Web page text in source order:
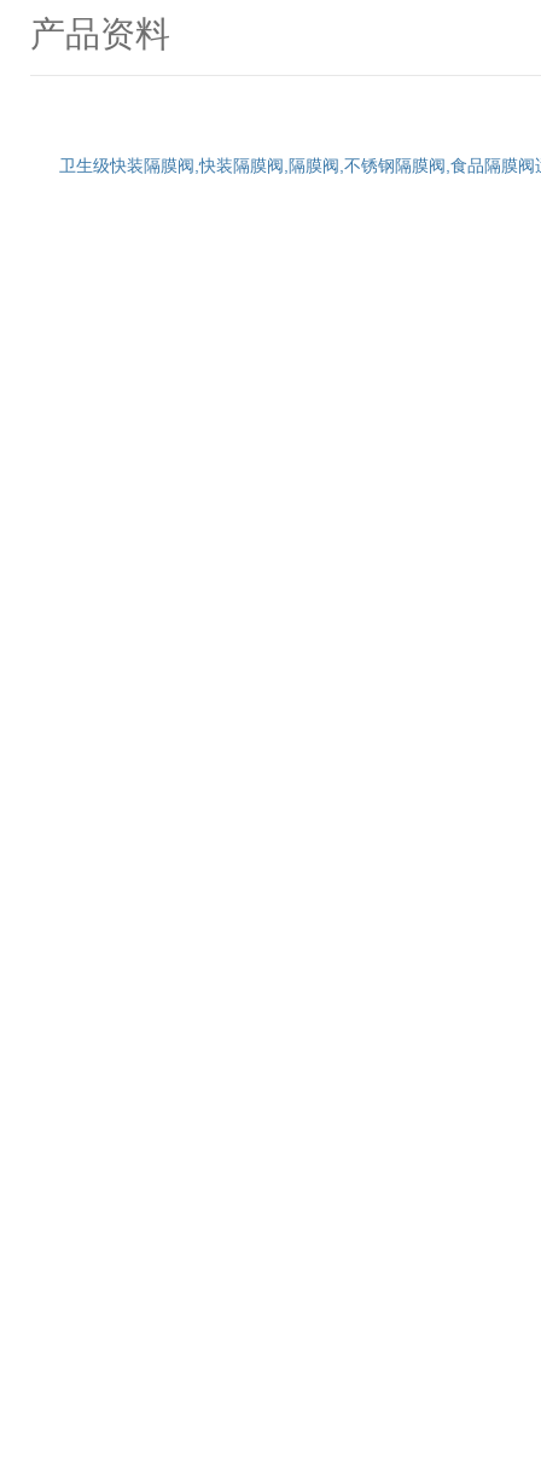
产品资料
卫生级快装隔膜阀,快装隔膜阀,隔膜阀,不锈钢隔膜阀,食品隔膜阀